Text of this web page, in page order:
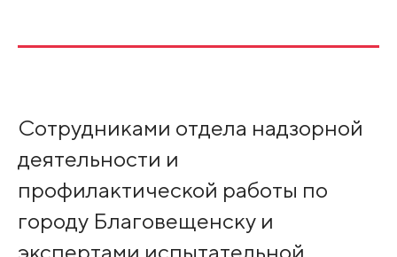
Сотрудниками отдела надзорной
деятельности и
профилактической работы по
городу Благовещенску и